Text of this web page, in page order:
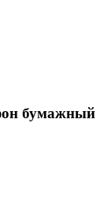
бумажный